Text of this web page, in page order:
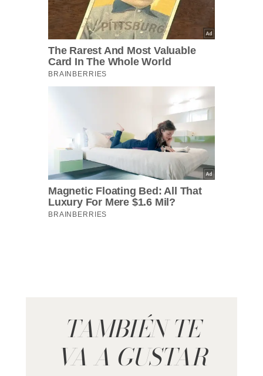
TAMBIÉN TE
VA A GUSTAR